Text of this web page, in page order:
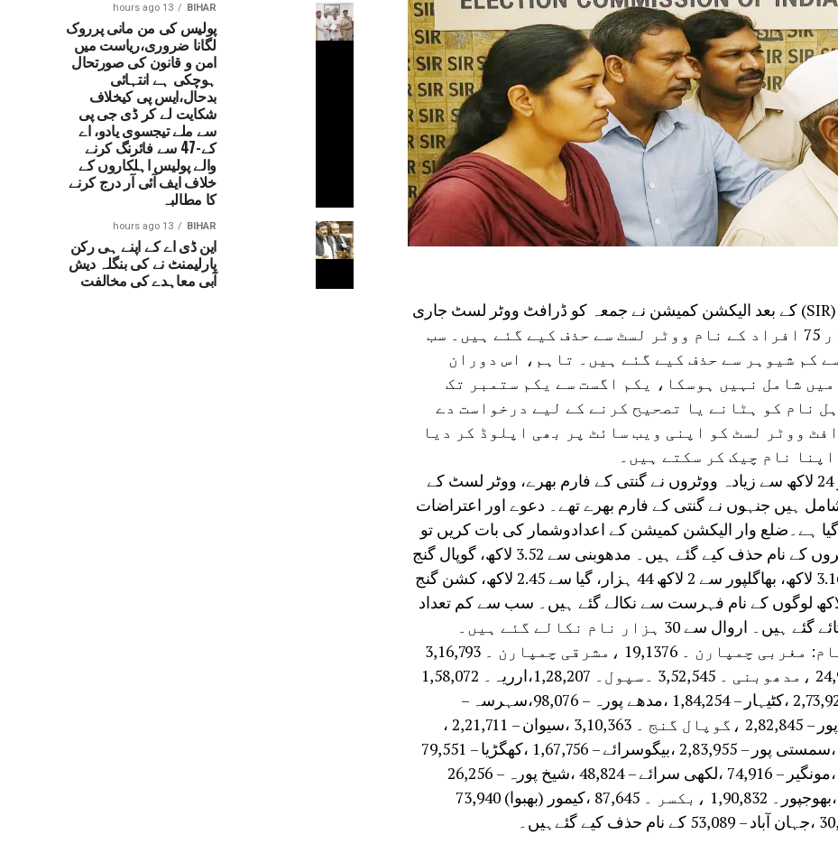
پٹنہ :بہار میں ووٹر لسٹ پر نظرثانی (SIR) کے بعد الیکشن کمیشن نے جمعہ کو ڈرافٹ ووٹر لسٹ جاری
کر دی ہے۔ جس میں 65 لاکھ 64 ہزار 75 افراد کے نام ووٹر لسٹ سے حذف کیے گئے ہیں۔ سب
کم شیوہر سے حذف کیے گئے ہیں۔ تاہم، اس دوران
شامل نہیں ہوسکا، یکم اگست سے یکم ستمبر تک
نام کو ہٹانے یا تصحیح کرنے کے لیے درخواست دے
ووٹر لسٹ کو اپنی ویب سائٹ پر بھی اپلوڈ کر دیا
نام چیک کر سکتے ہیں۔
ایس آئی آر کے دوران بہار کے 7 کروڑ 24 لاکھ سے زیادہ ووٹروں نے گنتی کے فارم بھرے، ووٹر لسٹ کے
ہیں جنہوں نے گنتی کے فارم بھرے تھے۔ دعوے اور اعتراضات
گیا ہے۔ضلع وار الیکشن کمیشن کے اعدادوشمار کی بات کریں تو
پٹنہ سے سب سے زیادہ 3.95 لاکھ ووٹروں کے نام حذف کیے گئے ہیں۔ مدھوبنی سے 3.52 لاکھ، گوپال گنج
سے 3.10 لاکھ، مشرقی چمپارن سے 3.16 لاکھ، بھاگلپور سے 2 لاکھ 44 ہزار، گیا سے 2.45 لاکھ، کشن گنج
1.45 لاکھ اور سہرسہ سے 1.31 لاکھ لوگوں کے نام فہرست سے نکالے گئے ہیں۔ سب سے کم تعداد
کس ضلع سے کتنے لوگوں کے کٹےنام: مغربی چمپارن ۔ 19,1376 ،مشرقی چمپارن ۔ 3,16,793
ن،شیوہر۔ 28,166 ، سیتامڑھی۔ 24,962 ،مدھوبنی ۔ 3,52,545 ۔سپول۔ 1,28,207،ارریہ۔ 1,58,072
،کشن گنج – 1,45,668،پورنیہ ۔ 2,73,920 ،کٹیہار – 1,84,254 ،مدھے پورہ – 98,076،سہرسہ –
1,31,596 ،دربھنگہ – 20,3298، مظفر پور – 2,82,845 ،گوپال گنج ۔ 3,10,363 ،سیوان – 2,21,711 ،
سارن – 2,73,223،ویشالی – 2,25,953 ،سمستی پور – 2,83,955 ،بیگوسرائے – 1,67,756 ،کھگڑیا – 79,551
،بھاگلپور – 2,44,612 ، بانکا۔1,17,346 ،مونگیر – 74,916 ،لکھی سرائے – 48,824 ،شیخ پورہ – 26,256
،نالندہ – 1,38,505 ،پٹنہ ۔3,95,500،بھوجپور۔ 1,90,832 ،بکسر ۔ 87,645 ،کیمور (بھبوا) 73,940
BIHAR
13 hours ago
پولیس کی من مانی پرروک
لگانا ضروری،ریاست میں
امن و قانون کی صورتحال
ہوچکی ہے انتہائی
بدحال،ایس پی کیخلاف
شکایت لے کر ڈی جی پی
سے ملے تیجسوی یادو، اے
کے-47 سے فائرنگ کرنے
والے پولیس اہلکاروں کے
خلاف ایف آئی آر درج کرنے
کا مطالبہ
BIHAR
13 hours ago
این ڈی اے کے اپنے ہی رکن
پارلیمنٹ نے کی بنگلہ دیش
آبی معاہدے کی مخالفت